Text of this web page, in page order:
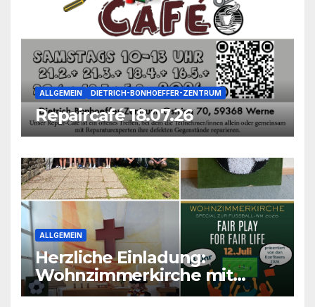
ALLGEMEIN DIETRICH-BONHOEFFER-ZENTRUM
Repaircafé 18.07.26
ALLGEMEIN
Herzliche Einladung:
Wohnzimmerkirche mit
unseren Konfis